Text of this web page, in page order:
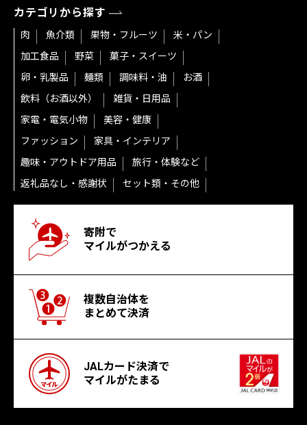
カテゴリから探す
肉 魚介類 果物・フルーツ
米・パン
加工食品
野菜
菓子・スイーツ
卵・乳製品
麺類 調味料・油
お酒
飲料（お酒以外）
雑貨・日用品
家電・電気小物
美容・健康
ファッション
家具・インテリア
趣味・アウトドア用品
旅行・体験など
返礼品なし・感謝状
セット類・その他
寄附で
マイルがつかえる
複数自治体を
まとめて決済
JALカード決済で
マイルがたまる